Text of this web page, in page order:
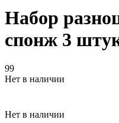
Набор
спонж 3
99
Нет в наличии
Нет в наличии